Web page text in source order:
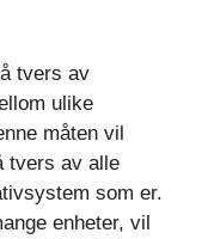
tvers av
ulike
måten vil
tvers av alle
som er.
enheter, vil